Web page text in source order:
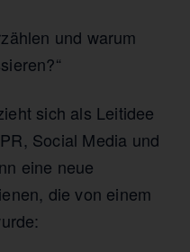
und warum
sich als Leitidee
Social Media und
eine neue
die von einem